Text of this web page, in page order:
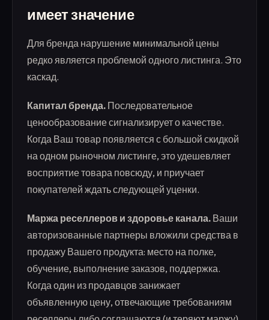
имеет значение
Для бренда нарушение минимальной цены
редко является проблемой одного листинга. Это
каскад.
Капитал бренда. Последовательное
ценообразование сигнализирует о качестве.
Когда Ваш товар появляется с большой скидкой
на одном рыночном листинге, это удешевляет
восприятие товара повсюду, и приучает
покупателей ждать следующей уценки.
Маржа реселлеров и здоровье канала. Ваши
авторизованные партнеры вложили средства в
продажу Вашего продукта: место на полке,
обучение, выполнение заказов, поддержка.
Когда один из продавцов занижает
объявленную цену, отвечающие требованиям